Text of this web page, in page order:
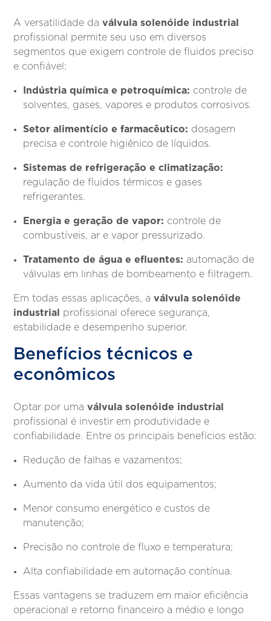
A versatilidade daválvula solenóide industrial
profissional permite seu uso em diversos
segmentos que exigem controle de fluidos preciso
e confiável:
Indústria química e petroquímica: controle de
solventes, gases, vapores e produtos corrosivos.
Setor alimentício e farmacêutico: dosagem
precisa e controle higiênico de líquidos.
Sistemas de refrigeração e climatização:
regulação de fluidos térmicos e gases
refrigerantes.
Energia e geração de vapor: controle de
combustíveis, ar e vapor pressurizado.
Tratamento de água e efluentes: automação de
válvulas em linhas de bombeamento e filtragem.
Em todas essas aplicações, aválvula solenóide
industrial profissional oferece segurança,
estabilidade e desempenho superior.
Benefícios técnicos e
econômicos
Optar por umaválvula solenóide industrial
profissional é investir em produtividade e
confiabilidade. Entre os principais benefícios estão:
Redução de falhas e vazamentos;
Aumento da vida útil dos equipamentos;
Menor consumo energético e custos de
manutenção;
Precisão no controle de fluxo e temperatura;
Alta confiabilidade em automação contínua.
Essas vantagens se traduzem em maior eficiência
operacional e retorno financeiro a médio e longo